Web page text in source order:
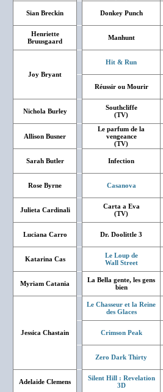
Sian Breckin Donkey Punch
Henriette
Bruusgaard
Manhunt
Joy Bryant
Hit & Run
Réussir ou Mourir
Nichola Burley
Southcliffe
(TV)
Allison Busner
Le parfum de la
vengeance
(TV)
Sarah Butler Infection
Rose Byrne Casanova
Julieta Cardinali
Carta a Eva
(TV)
Luciana Carro Dr. Doolittle 3
Katarina Cas
Le Loup de
Wall Street
Myriam Catania
La Bella gente, les gens
bien
Jessica Chastain
Le Chasseur et la Reine
des Glaces
Crimson Peak
Zero Dark Thirty
Adelaide Clemens
Silent Hill : Revelation
3D